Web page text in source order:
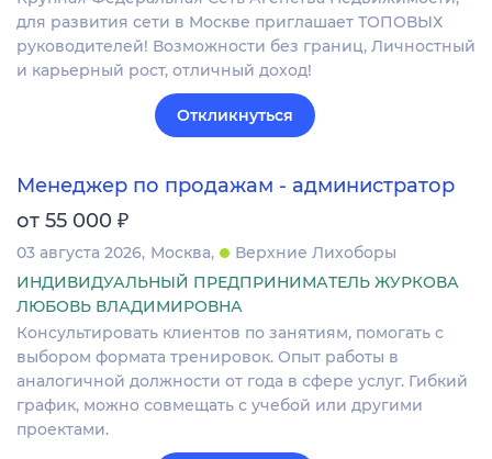
для развития сети в Москве приглашает ТОПОВЫХ
руководителей! Возможности без границ, Личностный
и карьерный рост, отличный доход!
Откликнуться
Менеджер по продажам - администратор
от 55 000 ₽
03 августа 2026 Москва
Верхние Лихоборы
ИНДИВИДУАЛЬНЫЙ ПРЕДПРИНИМАТЕЛЬ ЖУРКОВА
ЛЮБОВЬ ВЛАДИМИРОВНА
Консультировать клиентов по занятиям, помогать с
выбором формата тренировок. Опыт работы в
аналогичной должности от года в сфере услуг. Гибкий
график, можно совмещать с учебой или другими
проектами.